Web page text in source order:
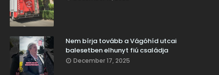
Nem bírja tovább a Vágóhíd utcai
balesetben elhunyt fiú családja
December 17, 2025